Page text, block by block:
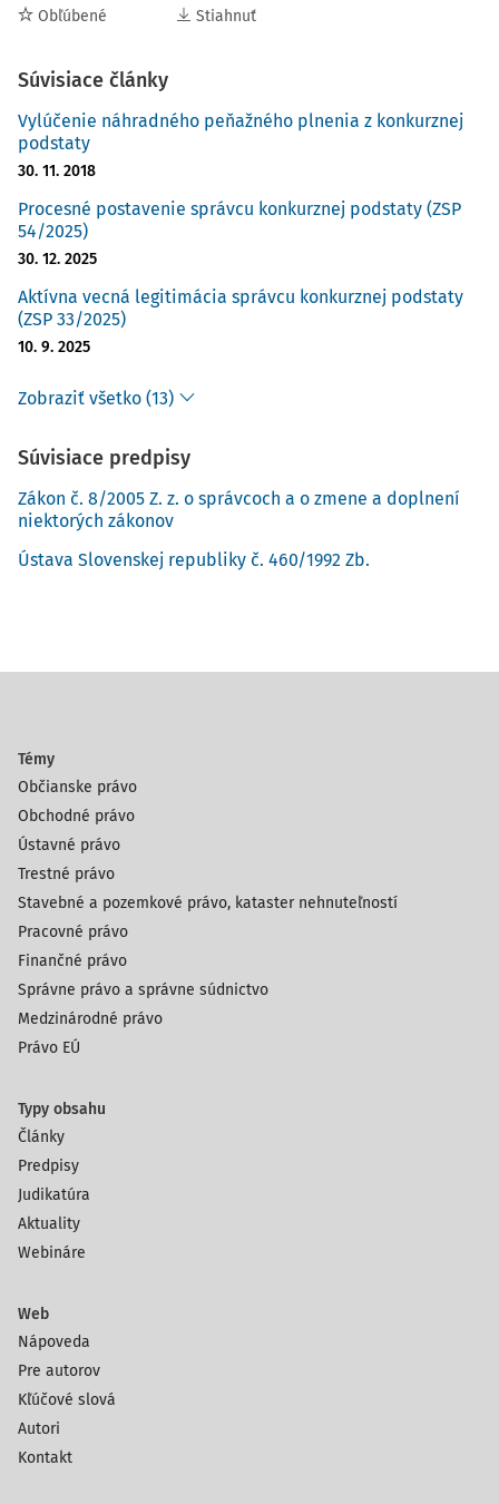
Obľúbené Stiahnuť
Súvisiace články
Vylúčenie náhradného peňažného plnenia z konkurznej
podstaty
30. 11. 2018
Procesné postavenie správcu konkurznej podstaty (ZSP
54/2025)
30. 12. 2025
Aktívna vecná legitimácia správcu konkurznej podstaty
(ZSP 33/2025)
10. 9. 2025
Zobraziť všetko (13)
Súvisiace predpisy
Zákon č. 8/2005 Z. z. o správcoch a o zmene a doplnení
niektorých zákonov
Ústava Slovenskej republiky č. 460/1992 Zb.
Témy
Občianske právo
Obchodné právo
Ústavné právo
Trestné právo
Stavebné a pozemkové právo, kataster nehnuteľností
Pracovné právo
Finančné právo
Správne právo a správne súdnictvo
Medzinárodné právo
Právo EÚ
Typy obsahu
Články
Predpisy
Judikatúra
Aktuality
Webináre
Web
Nápoveda
Pre autorov
Kľúčové slová
Autori
Kontakt